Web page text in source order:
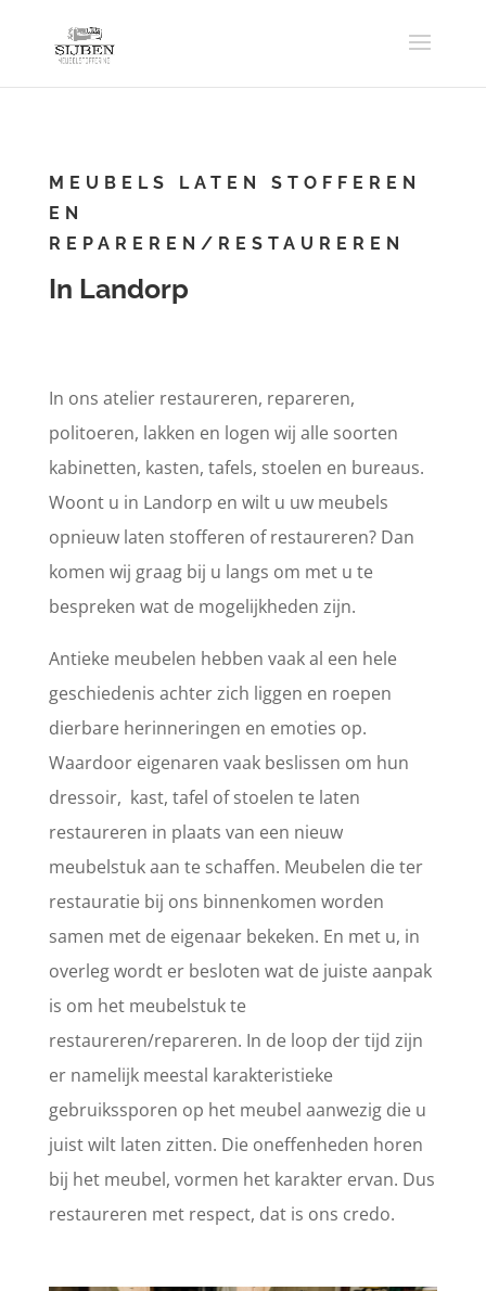
MEUBELS LATEN STOFFEREN
EN
REPAREREN/RESTAUREREN
In Landorp
In ons atelier restaureren, repareren,
politoeren, lakken en logen wij alle soorten
kabinetten, kasten, tafels, stoelen en bureaus.
Woont u in Landorp en wilt u uw meubels
opnieuw laten stofferen of restaureren? Dan
komen wij graag bij u langs om met u te
bespreken wat de mogelijkheden zijn.
Antieke meubelen hebben vaak al een hele
geschiedenis achter zich liggen en roepen
dierbare herinneringen en emoties op.
Waardoor eigenaren vaak beslissen om hun
dressoir, kast, tafel of stoelen te laten
restaureren in plaats van een nieuw
meubelstuk aan te schaffen. Meubelen die ter
restauratie bij ons binnenkomen worden
samen met de eigenaar bekeken. En met u, in
overleg wordt er besloten wat de juiste aanpak
is om het meubelstuk te
restaureren/repareren. In de loop der tijd zijn
er namelijk meestal karakteristieke
gebruikssporen op het meubel aanwezig die u
juist wilt laten zitten. Die oneffenheden horen
bij het meubel, vormen het karakter ervan. Dus
restaureren met respect, dat is ons credo.